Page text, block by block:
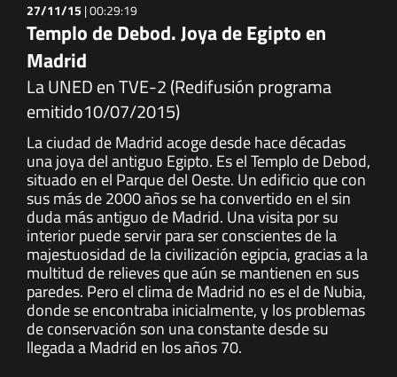
27/11/15 |00:29:19
Templo de Debod. Joya de Egipto en
Madrid
La UNED en TVE-2 (Redifusión programa
emitido10/07/2015)
La ciudad de Madrid acoge desde hace décadas
una joya del antiguo Egipto. Es el Templo de Debod,
situado en el Parque del Oeste. Un edificio que con
sus más de 2000 años se ha convertido en el sin
duda más antiguo de Madrid. Una visita por su
interior puede servir para ser conscientes de la
majestuosidad de la civilización egipcia, gracias a la
multitud de relieves que aún se mantienen en sus
paredes. Pero el clima de Madrid no es el de Nubia,
donde se encontraba inicialmente, y los problemas
de conservación son una constante desde su
llegada a Madrid en los años 70.